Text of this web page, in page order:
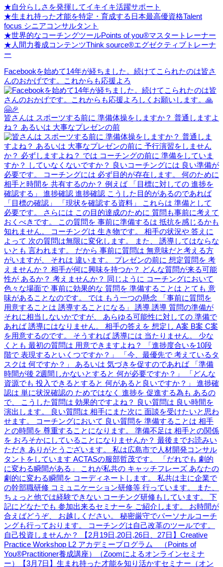
★自分らしさを発揮してイキイキ活躍サポート
★生まれ持った才能を特定・育成する日本最高優資格Talent
focus シニアコンサルタント
★世界的なコーチングツールPoints of you®マスタートレーナー
★人間力養成コンテンツThink source®エグゼクティブトレーナ
ー
Facebookを始めて14年が経ちました。続けてこられたのは皆さ
んのおかげです。これからも応援よろ
皆さんは スポーツする前に 準備体操をしますか？ 普通しますよ
ね？ あるいは 大事なプレゼンの前